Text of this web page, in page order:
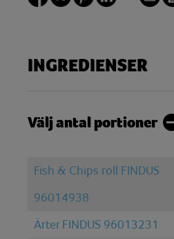
INGREDIENSER
Välj antal portioner
Fish & Chips roll FINDUS
96014938
Ärter FINDUS 96013231